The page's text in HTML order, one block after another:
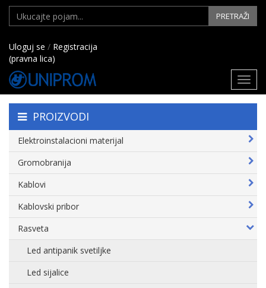
PRETRAŽI
Uloguj se / Registracija
(pravna lica)
PROIZVODI
Elektroinstalacioni materijal
Gromobranija
Kablovi
Kablovski pribor
Rasveta
Led antipanik svetiljke
Led sijalice